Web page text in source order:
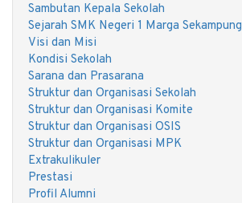
Sambutan Kepala Sekolah
Sejarah SMK Negeri 1 Marga Sekampung
Visi dan Misi
Kondisi Sekolah
Sarana dan Prasarana
Struktur dan Organisasi Sekolah
Struktur dan Organisasi Komite
Struktur dan Organisasi OSIS
Struktur dan Organisasi MPK
Extrakulikuler
Prestasi
Profil Alumni